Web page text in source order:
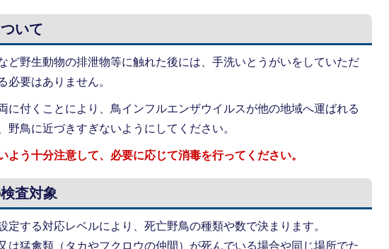
いて
ど野生動物の排泄物等に触れた後には、手洗いとうがいをしていただ
必要はありません。
に付くことにより、鳥インフルエンザウイルスが他の地域へ運ばれる
野鳥に近づきすぎないようにしてください。
よう十分注意して、必要に応じて消毒を行ってください。
査対象
定する対応レベルにより、死亡野鳥の種類や数で決まります。
は猛禽類（タカやフクロウの仲間）が死んでいる場合や同じ場所でた